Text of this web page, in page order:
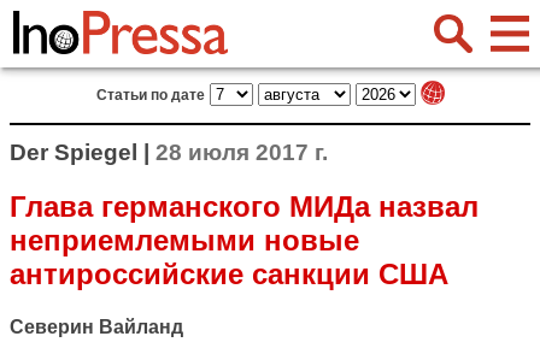
Статьи по дате
Der Spiegel | 28 июля 2017 г.
Глава германского МИДа назвал
неприемлемыми новые
антироссийские санкции США
Северин Вайланд